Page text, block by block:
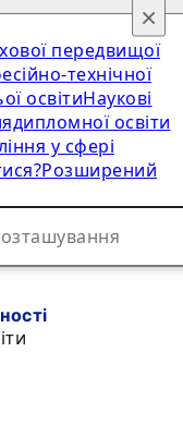
передвищої
технічної
освітиНаукові
освіти
у сфері
Розширений
×